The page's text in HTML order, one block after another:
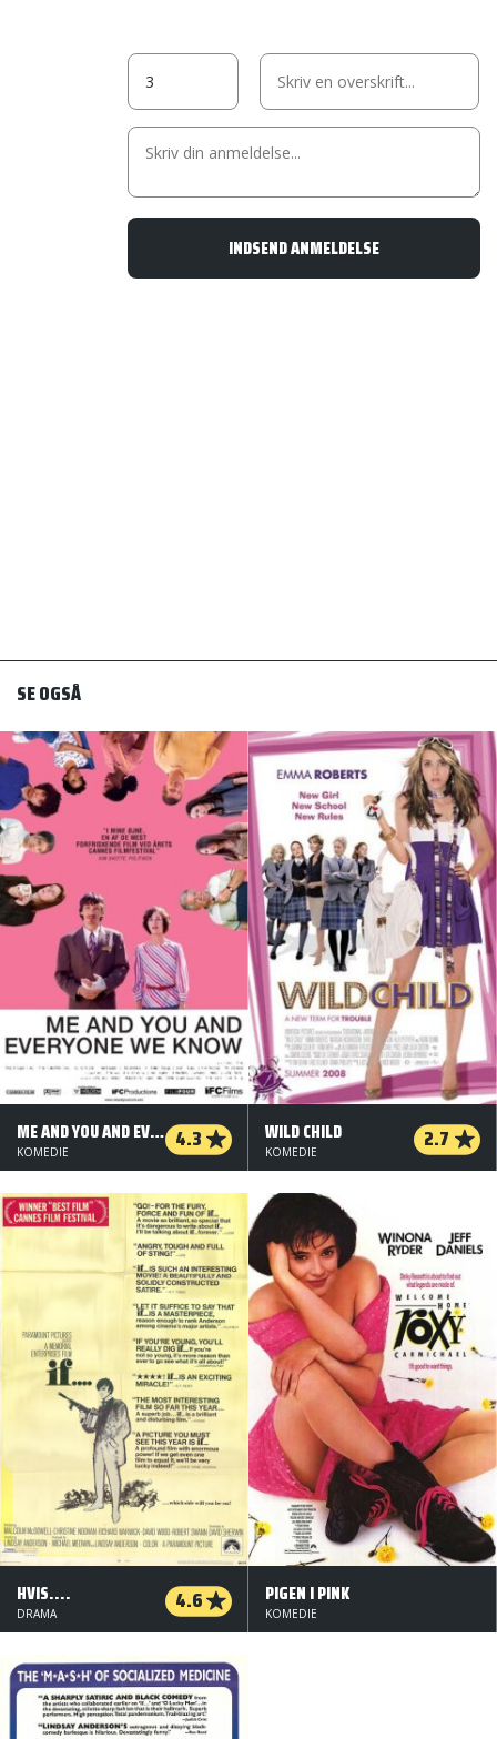
SE OGSÅ
ME AND YOU AND EVERYONE WE KNOW 4.3
KOMEDIE
WILD CHILD 2.7
KOMEDIE
HVIS.... 4.6
DRAMA
PIGEN I PINK
KOMEDIE